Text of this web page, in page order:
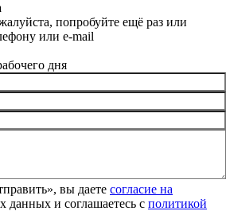
попробуйте ещё раз или
или e-mail
дня
вы даете согласие на
данных и соглашаетесь c политикой